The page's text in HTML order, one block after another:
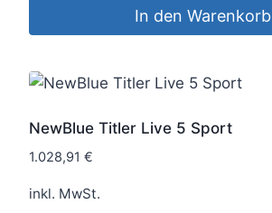
In den Warenkorb
NewBlue Titler Live 5 Sport
1.028,91 €
inkl. MwSt.